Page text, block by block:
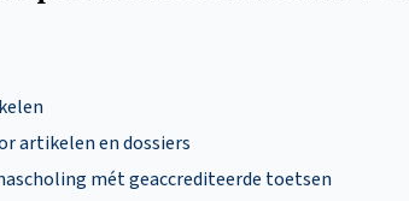
artikelen en dossiers
mét geaccrediteerde toetsen